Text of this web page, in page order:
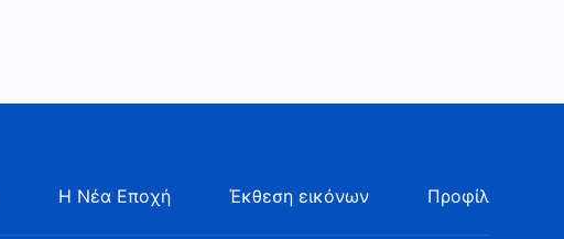
Η Νέα Εποχή Έκθεση εικόνων Προφίλ